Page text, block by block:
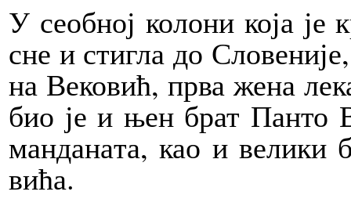
У се­об­ној ко­ло­ни ко­ја
сне и сти­гла до
на Ве­ко­вић, пр­ва же­на
био је и њен брат Пан­то
ман­да­на­та, као и ве­ли­ки
ви­ћа.